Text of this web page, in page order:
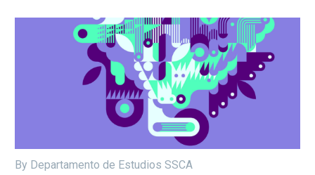
By Departamento de Estudios SSCA